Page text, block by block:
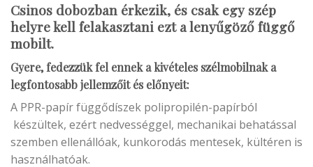
Csinos dobozban érkezik, és csak egy szép
helyre kell felakasztani ezt a lenyűgöző függő
mobilt.
Gyere, fedezzük fel ennek a kivételes szélmobilnak a
legfontosabb jellemzőit és előnyeit:
A PPR-papír függődíszek polipropilén-papírból
készültek, ezért nedvességgel, mechanikai behatással
szemben ellenállóak, kunkorodás mentesek, kültéren is
használhatóak.